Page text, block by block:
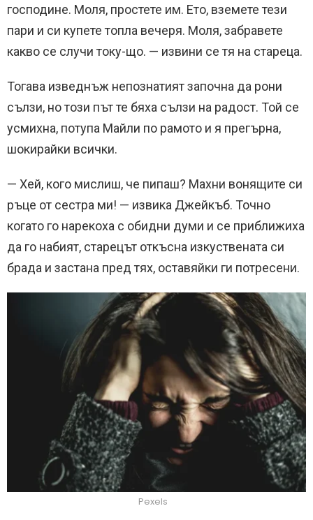
господине. Моля, простете им. Ето, вземете тези
пари и си купете топла вечеря. Моля, забравете
какво се случи току-що. — извини се тя на стареца.
Тогава изведнъж непознатият започна да рони
сълзи, но този път те бяха сълзи на радост. Той се
усмихна, потупа Майли по рамото и я прегърна,
шокирайки всички.
— Хей, кого мислиш, че пипаш? Махни вонящите си
ръце от сестра ми! — извика Джейкъб. Точно
когато го нарекоха с обидни думи и се приближиха
да го набият, старецът откъсна изкуствената си
брада и застана пред тях, оставяйки ги потресени.
Pexels